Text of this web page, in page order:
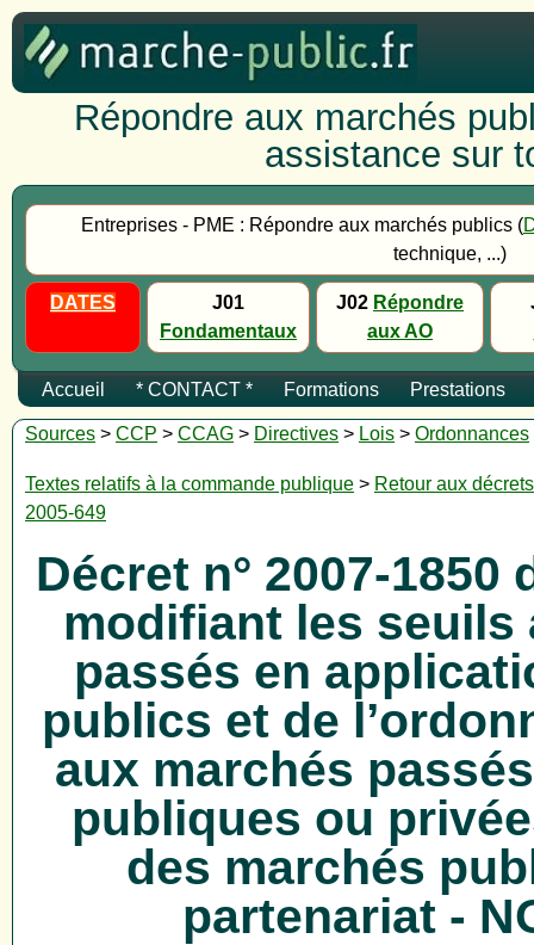
Répondre aux marchés
assistance sur
Entreprises - PME : Répondre aux marchés publics (
technique, ...)
DATES
J01
Fondamentaux
J02 Répondre
aux AO
Accueil * CONTACT * Formations Prestations
Sources > CCP > CCAG > Directives > Lois > Ordonnances
Textes relatifs à la commande publique > Retour aux décrets
2005-649
Décret n° 2007-1850
modifiant les seuils
passés en
publics et de
aux marchés
publiques ou
des marchés
partenariat -